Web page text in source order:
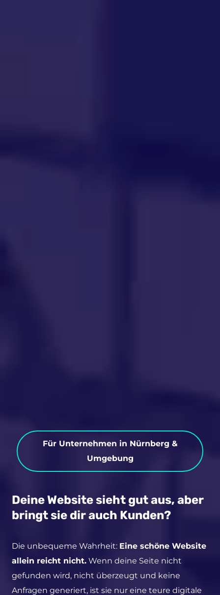
Für Unternehmen in Nürnberg &
Umgebung
Deine Website sieht gut aus, aber
bringt sie dir auch Kunden?
Die unbequeme Wahrheit: Eine schöne Website
allein reicht nicht. Wenn deine Seite nicht
gefunden wird, nicht überzeugt und keine
Anfragen generiert, ist sie nur eine teure digitale